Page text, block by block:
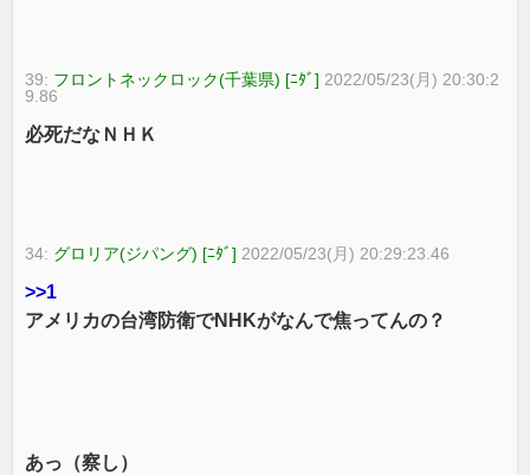
39: フロントネックロック(千葉県) [ﾆﾀﾞ] 2022/05/23(月) 20:30:2
9.86
必死だなＮＨＫ
34: グロリア(ジパング) [ﾆﾀﾞ] 2022/05/23(月) 20:29:23.46
>>1
アメリカの台湾防衛でNHKがなんで焦ってんの？
あっ（察し）